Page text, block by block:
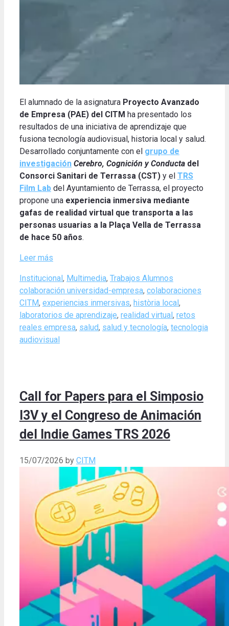
El alumnado de la asignatura Proyecto Avanzado
de Empresa (PAE) del CITM ha presentado los
resultados de una iniciativa de aprendizaje que
fusiona tecnología audiovisual, historia local y salud.
Desarrollado conjuntamente con el grupo de
investigación Cerebro, Cognición y Conducta del
Consorci Sanitari de Terrassa (CST) y el TRS
Film Lab del Ayuntamiento de Terrassa, el proyecto
propone una experiencia inmersiva mediante
gafas de realidad virtual que transporta a las
personas usuarias a la Plaça Vella de Terrassa
de hace 50 años.
Leer más
Categories
Institucional, Multimedia, Trabajos Alumnos
colaboración universidad-empresa, colaboraciones
CITM, experiencias inmersivas, història local,
laboratorios de aprendizaje, realidad virtual, retos
reales empresa, salud, salud y tecnología, tecnologia
audiovisual
Call for Papers para el Simposio
I3V y el Congreso de Animación
del Indie Games TRS 2026
15/07/2026 by CITM